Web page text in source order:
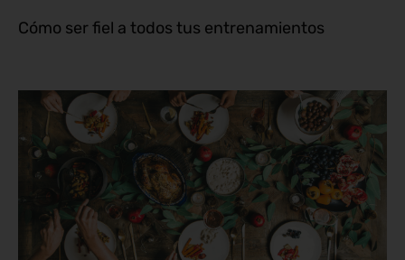
Cómo ser fiel a todos tus entrenamientos